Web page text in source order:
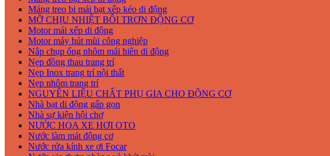
Máng treo bi mái bạt xếp kéo di động
MỠ CHỊU NHIỆT BÔI TRƠN ĐỘNG CƠ
Motor mái xếp di động
Motor máy hút mùi công nghiệp
Nắp chụp ống nhôm mái hiên di động
Nẹp đồng thau trang trí
Nẹp Inox trang trí nội thất
Nẹp nhôm trang trí
NGUYÊN LIỆU CHẤT PHỤ GIA CHO ĐỘNG CƠ
Nhà bạt di động gấp gọn
Nhà sự kiện hội chợ
NƯỚC HOA XE HƠI OTO
Nước làm mát động cơ
Nước rửa kính xe ơi Focar